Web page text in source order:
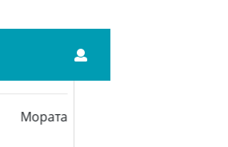
Мората